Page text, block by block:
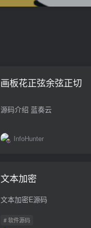
画板花正弦余弦正切
源码介绍 蓝奏云
InfoHunter
文本加密
文本加密E源码
# 软件源码